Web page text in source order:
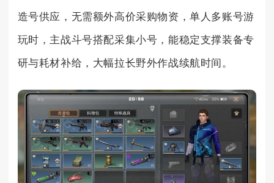
造号供应，无需额外高价采购物资，单人多账号游
玩时，主战斗号搭配采集小号，能稳定支撑装备专
研与耗材补给，大幅拉长野外作战续航时间。